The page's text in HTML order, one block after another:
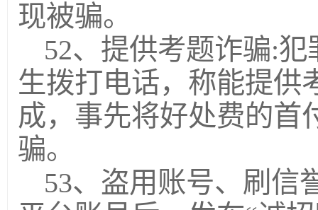
现被骗。
52、提供考题诈骗:
生拨打电话，称能提供
成，事先将好处费的首
骗。
53、盗用账号、刷信